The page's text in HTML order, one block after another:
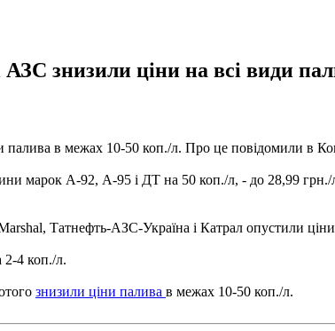
знизили ціни на всі види
в межах 10-50 коп./л. Про це повідомили в
марок А-92, А-95 і ДТ на 50 коп./л, - до 28,99
Татнефть-АЗС-Україна і Катрал опустили
2-4 коп./л.
знизили ціни палива в межах 10-50 коп./л.